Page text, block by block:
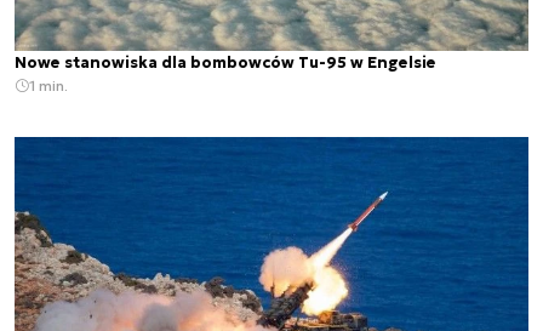
Nowe stanowiska dla bombowców Tu-95 w Engelsie
1 min.